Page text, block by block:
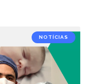
NOTÍCIAS